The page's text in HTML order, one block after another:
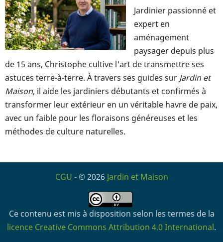
Jardinier passionné et
expert en
aménagement
paysager depuis plus
de 15 ans, Christophe cultive l'art de transmettre ses
astuces terre-à-terre. À travers ses guides sur Jardin et
Maison, il aide les jardiniers débutants et confirmés à
transformer leur extérieur en un véritable havre de paix,
avec un faible pour les floraisons généreuses et les
méthodes de culture naturelles.
CGU - © 2026 Jardin et Maison
Ce contenu est mis à disposition selon les termes de la
licence Creative Commons Attribution 4.0 International.